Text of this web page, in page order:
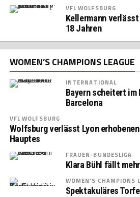
VFL WOLFSBURG
Kellermann
18 Jahren
WOMEN’S CHAMPIONS LEAGUE
INTERNATIONAL
Bayern scheitert im
Barcelona
VFL WOLFSBURG
Wolfsburg verlässt Lyon erhobenen
Hauptes
FRAUEN-BUNDESLIGA
Klara Bühl fällt
WOMEN'S CHAMPIONS
Spektakuläres